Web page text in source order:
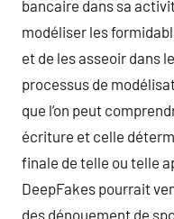
bancaire dans sa
modéliser les
et de les asseoir dans
processus de
que l’on peut
écriture et celle
finale de telle ou telle
DeepFakes pourrait
des dénouement de